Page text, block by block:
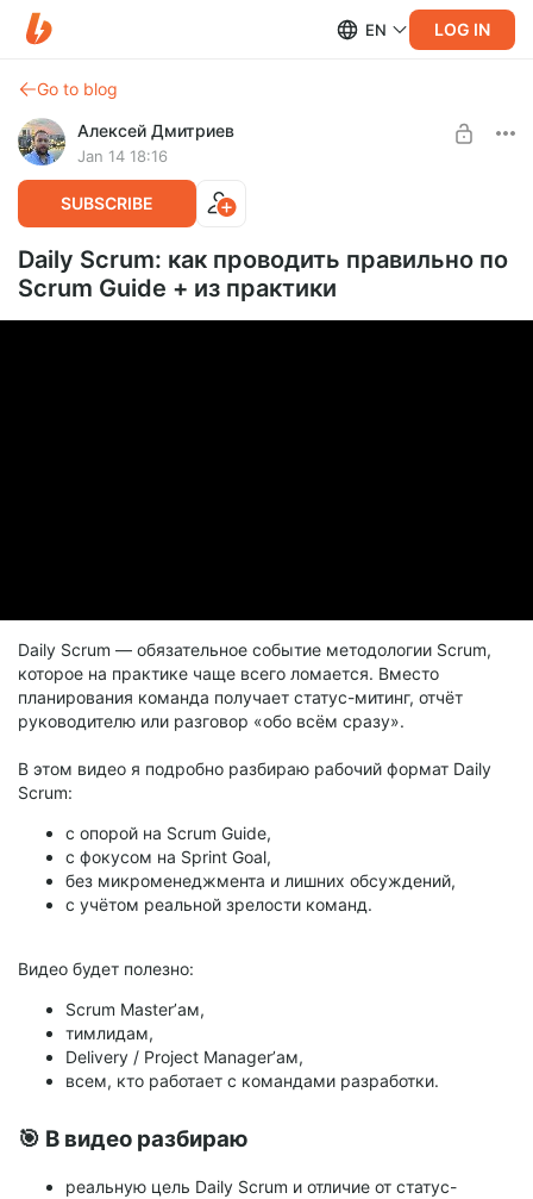
EN LOG IN
Go to blog
Алексей Дмитриев
Jan 14 18:16
SUBSCRIBE
Daily Scrum: как проводить правильно по
Scrum Guide + из практики
Daily Scrum — обязательное событие методологии Scrum,
которое на практике чаще всего ломается. Вместо
планирования команда получает статус-митинг, отчёт
руководителю или разговор «обо всём сразу».
В этом видео я подробно разбираю рабочий формат Daily
Scrum:
с опорой на Scrum Guide,
с фокусом на Sprint Goal,
без микроменеджмента и лишних обсуждений,
с учётом реальной зрелости команд.
Видео будет полезно:
Scrum Master’ам,
тимлидам,
Delivery / Project Manager’ам,
всем, кто работает с командами разработки.
🎯 В видео разбираю
реальную цель Daily Scrum и отличие от статус-